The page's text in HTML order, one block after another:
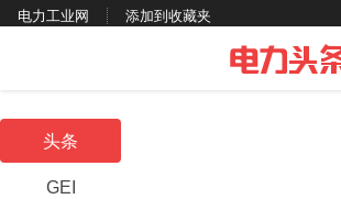
电力工业网 添加到收藏夹
头条
GEI